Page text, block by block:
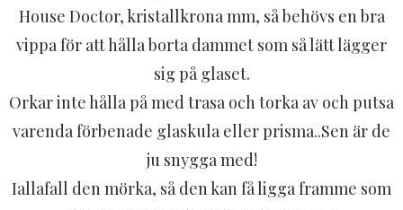
House Doctor, kristallkrona mm, så behövs en bra
vippa för att hålla borta dammet som så lätt lägger
sig på glaset.
Orkar inte hålla på med trasa och torka av och putsa
varenda förbenade glaskula eller prisma..Sen är de
ju snygga med!
Iallafall den mörka, så den kan få ligga framme som